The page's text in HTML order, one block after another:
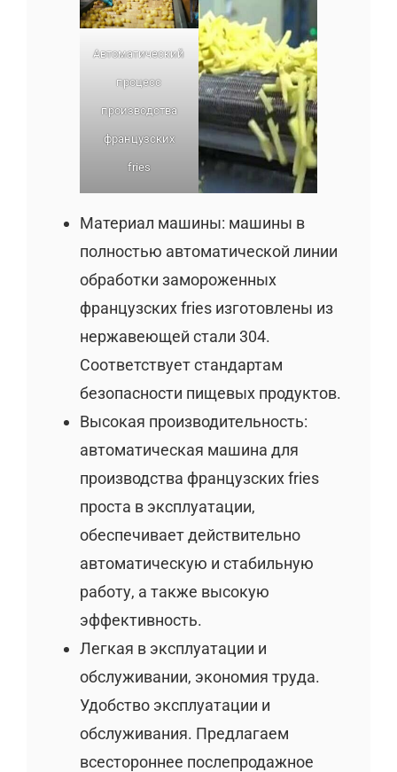
Автоматический
процесс
производства
французских
fries
Материал машины: машины в
полностью автоматической линии
обработки замороженных
французских fries изготовлены из
нержавеющей стали 304.
Соответствует стандартам
безопасности пищевых продуктов.
Высокая производительность:
автоматическая машина для
производства французских fries
проста в эксплуатации,
обеспечивает действительно
автоматическую и стабильную
работу, а также высокую
эффективность.
Легкая в эксплуатации и
обслуживании, экономия труда.
Удобство эксплуатации и
обслуживания. Предлагаем
всестороннее послепродажное